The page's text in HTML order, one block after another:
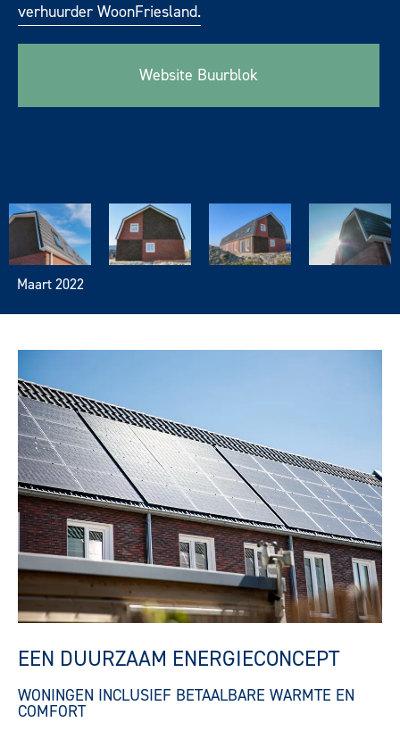
verhuurder WoonFriesland.
Website Buurblok
Maart 2022
EEN DUURZAAM ENERGIECONCEPT
WONINGEN INCLUSIEF BETAALBARE WARMTE EN
COMFORT